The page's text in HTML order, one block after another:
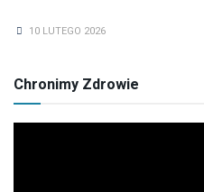
10 LUTEGO 2026
Chronimy Zdrowie